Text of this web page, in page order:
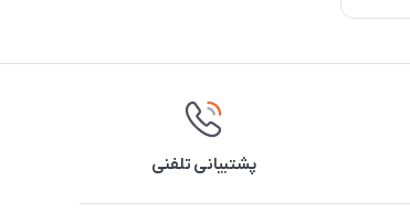
پشتیبانی تلفنی